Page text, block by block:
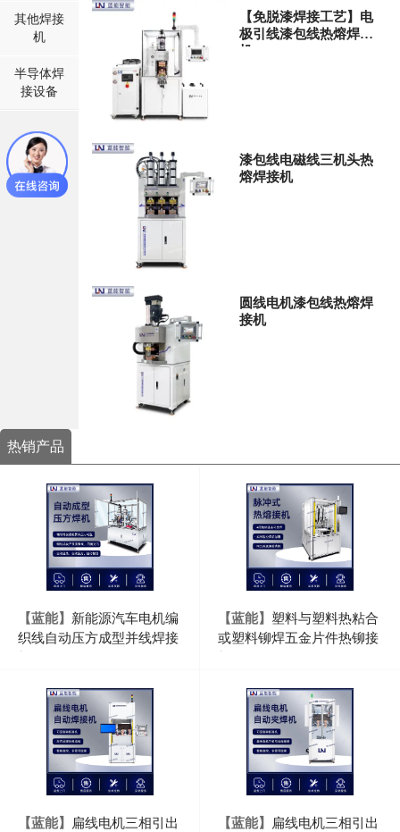
其他焊接
机
半导体焊
接设备
【免脱漆焊接工艺】电
极引线漆包线热熔焊接
机
漆包线电磁线三机头热
熔焊接机
圆线电机漆包线热熔焊
接机
热销产品
【蓝能】 新能源汽车电机编
织线自动压方成型并线焊接
【蓝能】 塑料与塑料热粘合
或塑料铆焊五金片件热铆接
【蓝能】
扁线电机三相引出
【蓝能】
扁线电机三相引出